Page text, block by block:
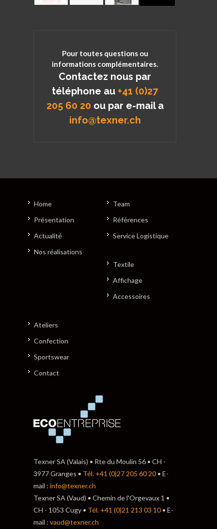
Pour toutes questions ou
informations complémentaires.
Contactez nous par
téléphone au +41 (0)27
205 60 20 ou par e-mail a
info@texner.ch
Home
Présentation
Actualité
Nos réalisations
Team
Références
Service Logistique
Textile
Affichage
Accessoires
Ateliers
Confection
Sportswear
Contact
Texner SA (Valais) • Rte du Moulin 56 • CH -
3977 Granges • Tél. +41 (0)27 205 60 20 • E-
mail : info@texner.ch
Texner SA (Vaud) • Chemin de l'Orgevaux 1 •
CH - 1053 Cugy • Tél. +41 (0)21 213 03 10 • E-
mail : vaud@texner.ch